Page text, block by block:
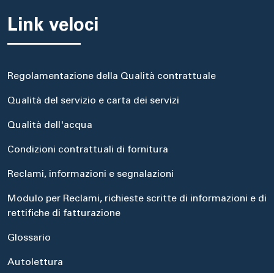
Link veloci
Regolamentazione della Qualità contrattuale
Qualità del servizio e carta dei servizi
Qualità dell'acqua
Condizioni contrattuali di fornitura
Reclami, informazioni e segnalazioni
Modulo per Reclami, richieste scritte di informazioni e di
rettifiche di fatturazione
Glossario
Autolettura